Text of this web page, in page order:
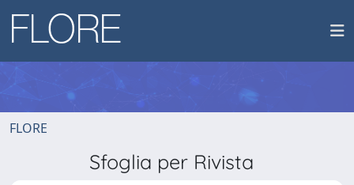
FLORE
Sfoglia per Rivista